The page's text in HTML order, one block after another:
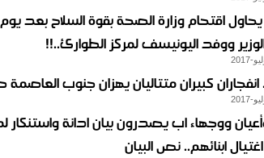
اقتحام وزارة الصحة بقوة السلاح بعد يوم
ووفد اليونيسف لمركز الطوارئ..!!
انفجاران كبيران متتاليان يهزان جنوب العاصمة
ووجهاء اب يصدرون بيان ادانة واستنكار
ابنائهم.. نص البيان